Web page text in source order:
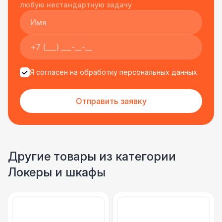
любую нестандартную задачу
Я согласен на обработку персональных данных
Отправить заявку
Другие товары из категории
Локеры и шкафы